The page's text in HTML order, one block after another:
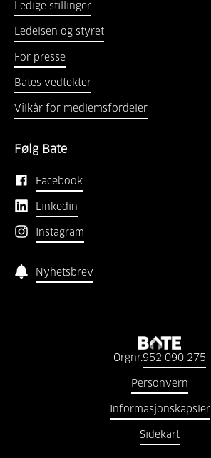
Ledige stillinger
Ledelsen og styret
For presse
Bates vedtekter
Vilkår for medlemsfordeler
Følg Bate
Facebook
Linkedin
Instagram
Nyhetsbrev
Orgnr.952 090 275
Personvern
Informasjonskapsler
Sidekart